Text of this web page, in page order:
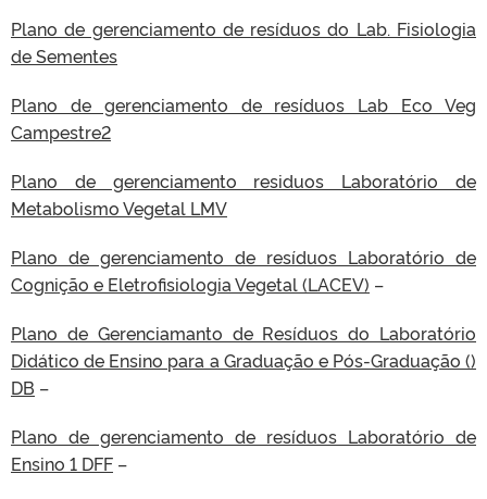
Plano de gerenciamento de resíduos do Lab. Fisiologia
de Sementes
Plano de gerenciamento de resíduos Lab Eco Veg
Campestre2
Plano de gerenciamento residuos Laboratório de
Metabolismo Vegetal LMV
Plano de gerenciamento de resíduos Laboratório de
Cognição e Eletrofisiologia Vegetal (LACEV) –
Plano de Gerenciamanto de Resíduos do Laboratório
Didático de Ensino para a Graduação e Pós-Graduação ()
DB –
Plano de gerenciamento de resíduos Laboratório de
Ensino 1 DFF –